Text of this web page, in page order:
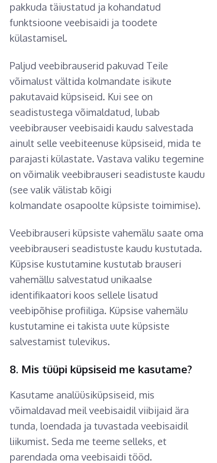
pakkuda täiustatud ja kohandatud
funktsioone veebisaidi ja toodete
külastamisel.
Paljud veebibrauserid pakuvad Teile
võimalust vältida kolmandate isikute
pakutavaid küpsiseid. Kui see on
seadistustega võimaldatud, lubab
veebibrauser veebisaidi kaudu salvestada
ainult selle veebiteenuse küpsiseid, mida te
parajasti külastate. Vastava valiku tegemine
on võimalik veebibrauseri seadistuste kaudu
(see valik välistab kõigi
kolmandate osapoolte küpsiste toimimise).
Veebibrauseri küpsiste vahemälu saate oma
veebibrauseri seadistuste kaudu kustutada.
Küpsise kustutamine kustutab brauseri
vahemällu salvestatud unikaalse
identifikaatori koos sellele lisatud
veebipõhise profiiliga. Küpsise vahemälu
kustutamine ei takista uute küpsiste
salvestamist tulevikus.
8. Mis tüüpi küpsiseid me kasutame?
Kasutame analüüsiküpsiseid, mis
võimaldavad meil veebisaidil viibijaid ära
tunda, loendada ja tuvastada veebisaidil
liikumist. Seda me teeme selleks, et
parendada oma veebisaidi tööd.